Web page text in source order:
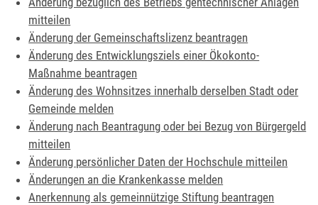
mitteilen
Änderung der Gemeinschaftslizenz beantragen
Änderung des Entwicklungsziels einer Ökokonto-
Maßnahme beantragen
Änderung des Wohnsitzes innerhalb derselben Stadt oder
Gemeinde melden
Änderung nach Beantragung oder bei Bezug von Bürgergeld
mitteilen
Änderung persönlicher Daten der Hochschule mitteilen
Änderungen an die Krankenkasse melden
Anerkennung als gemeinnützige Stiftung beantragen